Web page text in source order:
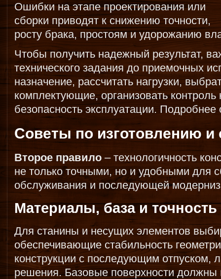
Ошибки на этапе проектирования или
сборки приводят к снижению точности,
росту брака, простоям и удорожанию
Чтобы получить надежный результат,
технического задания до приемочных
назначение, рассчитать нагрузки,
комплектующие, организовать контроль
безопасность эксплуатации.
Советы по изготовлению и
Второе правило – технологичность
не только точными, но и удобными для
обслуживания и последующей
Материалы, база и точность
Для станины и несущих элементов
обеспечивающие стабильность
конструкции с последующим отпуском,
решения. Базовые поверхности должны